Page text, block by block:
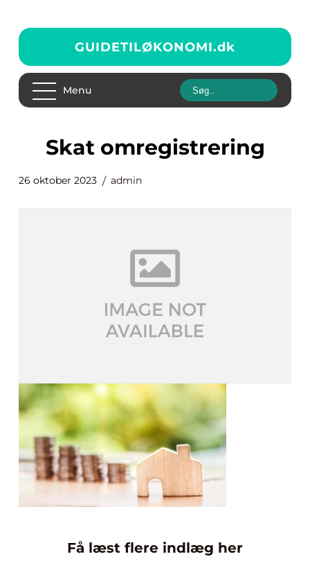
GUIDETILØKONOMI.dk
Menu
skat omregistrering
26 oktober 2023 admin
Få læst flere indlæg her